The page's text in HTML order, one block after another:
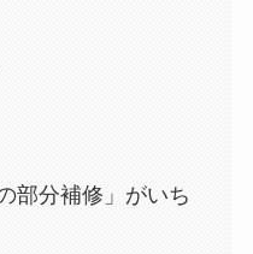
部分補修」がいち